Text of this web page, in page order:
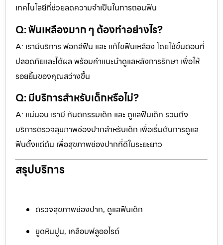
เทคโนโลยีที่ช่วยลดความจำเป็นในการถอนฟัน
Q: ฟันเหลืองมาก ๆ ต้องทำอย่างไร?
A: เรามีบริการ ฟอกสีฟัน และ แก้ไขฟันเหลือง โดยใช้ขั้นตอนที่
ปลอดภัยและได้ผล พร้อมคำแนะนำดูแลหลังการรักษา เพื่อให้
รอยยิ้มของคุณสว่างขึ้น
Q: มีบริการสำหรับเด็กหรือไม่?
A: แน่นอน เรามี ทันตกรรมเด็ก และ ดูแลฟันเด็ก รวมถึง
บริการตรวจสุขภาพช่องปากสำหรับเด็ก เพื่อเริ่มต้นการดูแล
ฟันตั้งแต่ต้น เพื่อสุขภาพช่องปากที่ดีในระยะยาว
สรุปบริการ
ตรวจสุขภาพช่องปาก, ดูแลฟันเด็ก
ขูดหินปูน, เคลือบฟลูออไรด์